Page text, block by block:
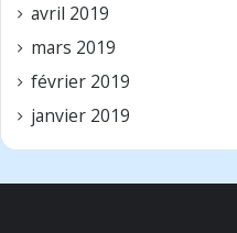
avril 2019
mars 2019
février 2019
janvier 2019